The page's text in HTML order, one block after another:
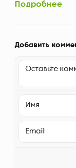
Подробнее
Добавить